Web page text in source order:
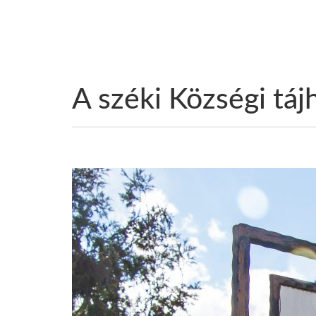
A széki Községi